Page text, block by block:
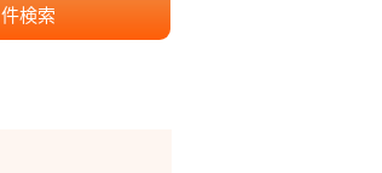
件検索